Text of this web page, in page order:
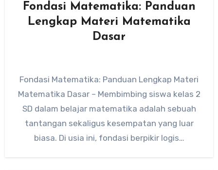
Fondasi Matematika: Panduan
Lengkap Materi Matematika
Dasar
Fondasi Matematika: Panduan Lengkap Materi
Matematika Dasar – Membimbing siswa kelas 2
SD dalam belajar matematika adalah sebuah
tantangan sekaligus kesempatan yang luar
biasa. Di usia ini, fondasi berpikir logis…